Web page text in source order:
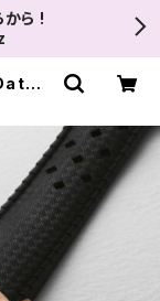
から !
|